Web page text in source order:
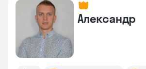
Александр